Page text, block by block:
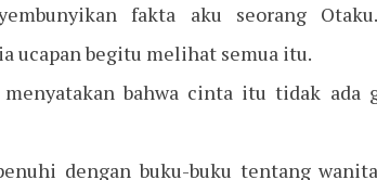
fakta aku seorang
ucapan begitu melihat semua itu.
bahwa cinta itu tidak ada
dengan buku-buku tentang